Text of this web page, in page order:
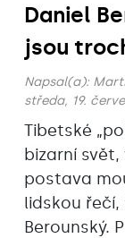
Daniel
jsou
Napsal(a):
středa, 19.
Tibetské
bizarní
postava
lidskou
Berounský.